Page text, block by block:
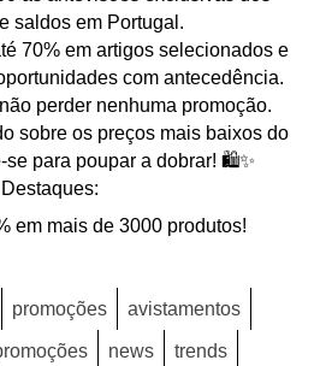
saldos em Portugal.
70% em artigos selecionados e
com antecedência.
perder nenhuma promoção.
sobre os preços mais baixos do
se para poupar a dobrar! 🛍️✨
Destaques:
em mais de 3000 produtos!
promoções avistamentos
news trends